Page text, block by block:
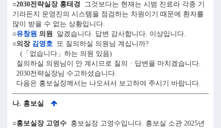
○2030전략실장 홍태경 그것보다는 현재는 시범 진료라 각종 기
기라든지 운영진의 시스템을 점검하는 차원이기 때문에 환자를
많이 받을 수 없는 상황입니다.
○유창원 의원
알겠습니다. 답변 감사합니다. 이상입니다.
○의장 김영호 또 질의하실 의원님 계십니까?
(「없습니다」하는 의원 있음)
질의하실 의원님이 안 계시므로 질의ㆍ답변을 마치겠습니다.
2030전략실장님 수고하셨습니다.
다음은 홍보실장께서는 나오셔서 보고하여 주시기 바랍니다.
나. 홍보실
○홍보실장 고영수 홍보실장 고영수입니다. 홍보실 소관 2025년